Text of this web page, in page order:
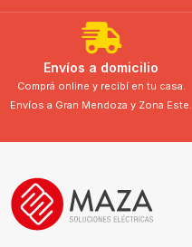
Envíos a domicilio
Comprá online y recibí en tu casa.
Envíos a Gran Mendoza y Zona Este.